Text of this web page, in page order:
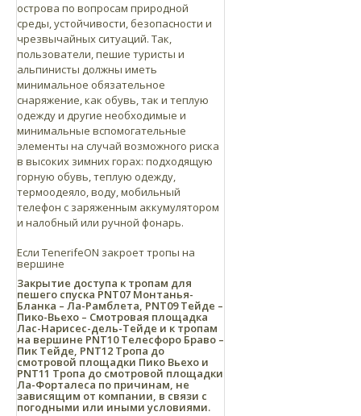
острова по вопросам природной
среды, устойчивости, безопасности и
чрезвычайных ситуаций. Так,
пользователи, пешие туристы и
альпинисты должны иметь
минимальное обязательное
снаряжение, как обувь, так и теплую
одежду и другие необходимые и
минимальные вспомогательные
элементы на случай возможного риска
в высоких зимних горах: подходящую
горную обувь, теплую одежду,
термоодеяло, воду, мобильный
телефон с заряженным аккумулятором
и налобный или ручной фонарь.
Если TenerifeON закроет тропы на
вершине
Закрытие доступа к тропам для
пешего спуска PNT07 Монтанья-
Бланка – Ла-Рамблета, PNT09 Тейде –
Пико-Вьехо – Смотровая площадка
Лас-Нарисес-дель-Тейде и к тропам
на вершине PNT10 Телесфоро Браво –
Пик Тейде, PNT12 Тропа до
смотровой площадки Пико Вьехо и
PNT11 Тропа до смотровой площадки
Ла-Форталеса по причинам, не
зависящим от компании, в связи с
погодными или иными условиями.